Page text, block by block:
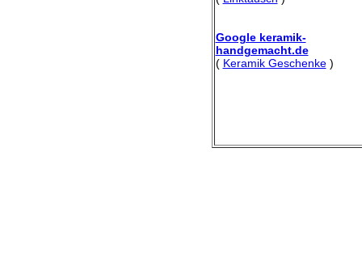
Google keramik-
handgemacht.de
( Keramik Geschenke)